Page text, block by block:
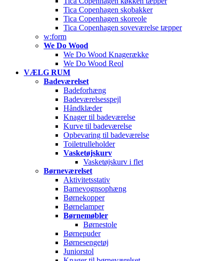
Tica Copenhagen skobakker
Tica Copenhagen skoreole
Tica Copenhagen soveværelse tæpper
w:form
We Do Wood
We Do Wood Knagerække
We Do Wood Reol
VÆLG RUM
Badeværelset
Badeforhæng
Badeværelsesspejl
Håndklæder
Knager til badeværelse
Kurve til badeværelse
Opbevaring til badeværelse
Toiletrulleholder
Vasketøjskurv
Vasketøjskurv i flet
Børneværelset
Aktivitetsstativ
Barnevognsophæng
Børnekopper
Børnelamper
Børnemøbler
Børnestole
Børnepuder
Børnesengetøj
Juniorstol